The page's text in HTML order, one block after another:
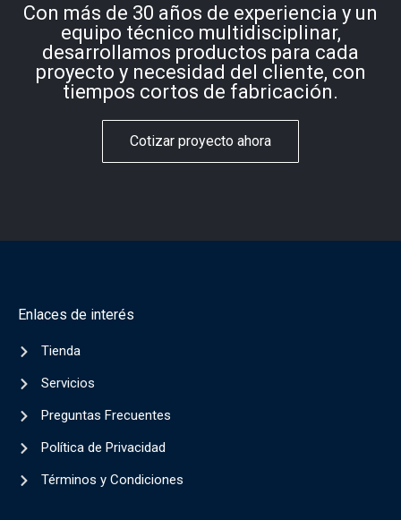
Con más de 30 años de experiencia y un
equipo técnico multidisciplinar,
desarrollamos productos para cada
proyecto y necesidad del cliente, con
tiempos cortos de fabricación.
Cotizar proyecto ahora
Enlaces de interés
Tienda
Servicios
Preguntas Frecuentes
Política de Privacidad
Términos y Condiciones